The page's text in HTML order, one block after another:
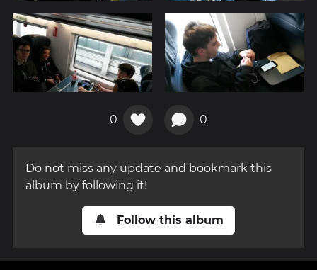
0 0
Do not miss any update and bookmark this
album by following it!
Follow this album